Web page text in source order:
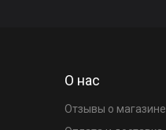
О нас
Отзывы о магазине